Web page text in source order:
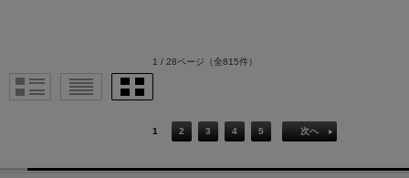
1 / 28ページ （全815件）
1 2 3 4 5 次へ